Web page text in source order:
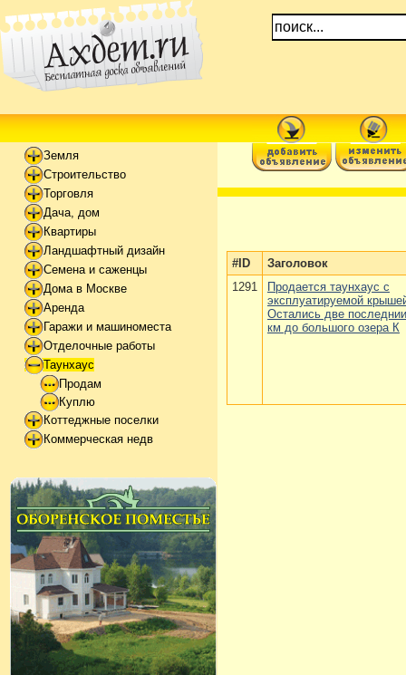
Земля
Строительство
Торговля
Дача, дом
Квартиры
Ландшафтный дизайн
Семена и саженцы
Дома в Москве
Аренда
Гаражи и машиноместа
Отделочные работы
Таунхаус
Продам
Куплю
Коттеджные поселки
Коммерческая недв
#ID
Заголовок
1291
Продается таунхаус с
эксплуатируемой
Остались две
км до большого озера К